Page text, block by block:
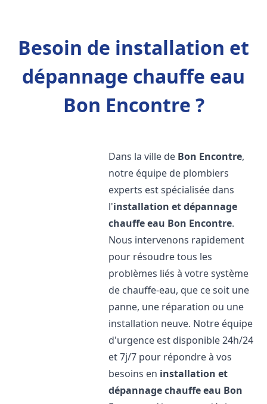
Besoin de installation et
dépannage chauffe eau
Bon Encontre ?
Dans la ville de Bon Encontre,
notre équipe de plombiers
experts est spécialisée dans
l'installation et dépannage
chauffe eau Bon Encontre.
Nous intervenons rapidement
pour résoudre tous les
problèmes liés à votre système
de chauffe-eau, que ce soit une
panne, une réparation ou une
installation neuve. Notre équipe
d'urgence est disponible 24h/24
et 7j/7 pour répondre à vos
besoins en installation et
dépannage chauffe eau Bon